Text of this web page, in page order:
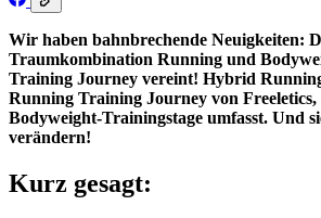
Wir haben bahnbrechende Neuigkeiten:
Traumkombination Running und
Training Journey vereint! Hybrid
Running Training Journey von Freeletics,
Bodyweight-Trainingstage umfasst. Und
verändern!
Kurz gesagt: